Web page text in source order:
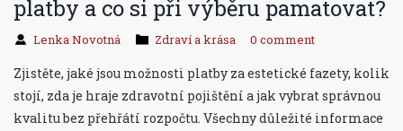
platby a co si při výběru pamatovat?
Lenka Novotná Zdraví a krása 0 comment
Zjistěte, jaké jsou možnosti platby za estetické fazety, kolik
stojí, zda je hraje zdravotní pojištění a jak vybrat správnou
kvalitu bez přehřátí rozpočtu. Všechny důležité informace